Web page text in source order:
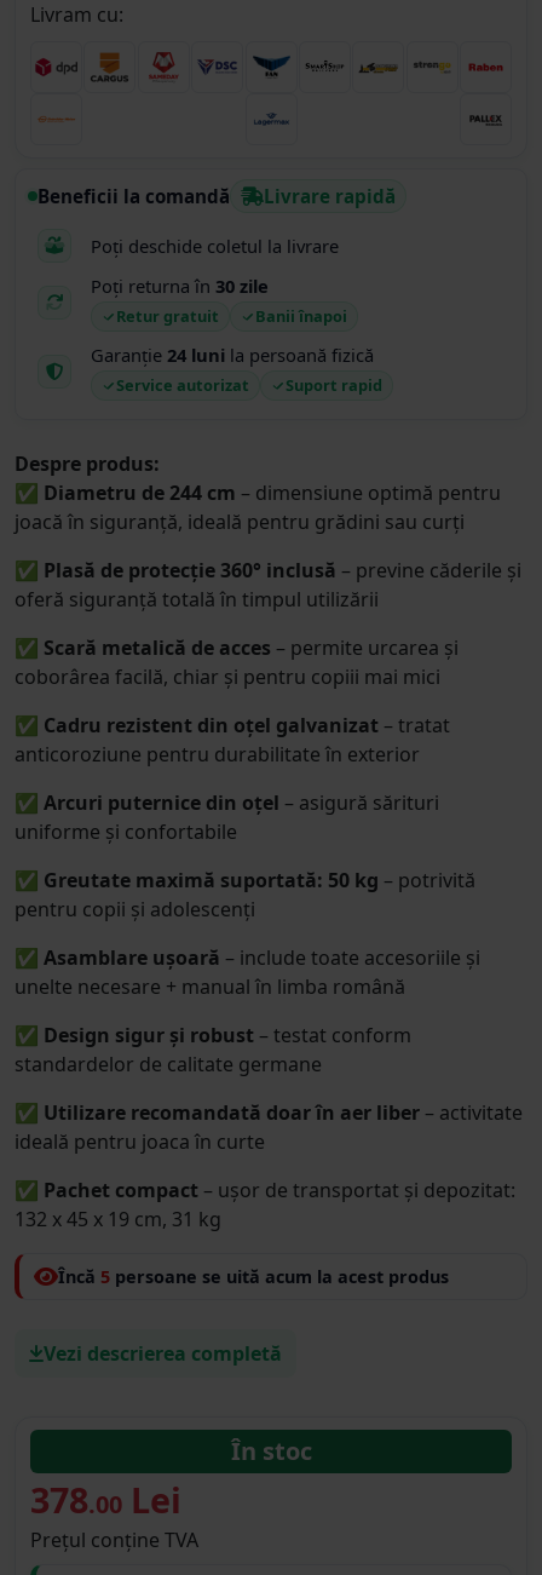
Livram cu:
Beneficii la comandă Livrare rapidă
Poți deschide coletul la livrare
Poți returna în 30 zile
Retur gratuit Banii înapoi
Garanție 24 luni la persoană fizică
Service autorizat Suport rapid
Despre produs:
✅ Diametru de 244 cm – dimensiune optimă pentru
joacă în siguranță, ideală pentru grădini sau curți
✅ Plasă de protecție 360° inclusă – previne căderile și
oferă siguranță totală în timpul utilizării
✅ Scară metalică de acces – permite urcarea și
coborârea facilă, chiar și pentru copiii mai mici
✅ Cadru rezistent din oțel galvanizat – tratat
anticoroziune pentru durabilitate în exterior
✅ Arcuri puternice din oțel – asigură sărituri
uniforme și confortabile
✅ Greutate maximă suportată: 50 kg – potrivită
pentru copii și adolescenți
✅ Asamblare ușoară – include toate accesoriile și
unelte necesare + manual în limba română
✅ Design sigur și robust – testat conform
standardelor de calitate germane
✅ Utilizare recomandată doar în aer liber – activitate
ideală pentru joaca în curte
✅ Pachet compact – ușor de transportat și depozitat:
132 x 45 x 19 cm, 31 kg
Încă 5 persoane se uită acum la acest produs
Vezi descrierea completă
În stoc
378.00 Lei
Prețul conține TVA